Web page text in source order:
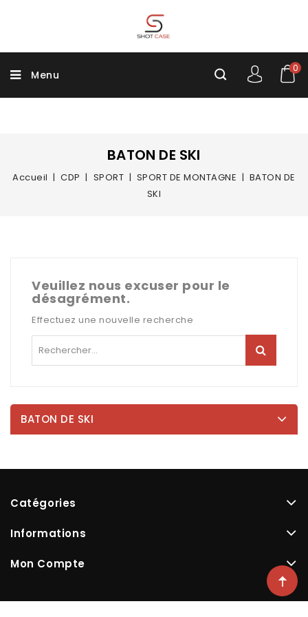
Menu
0
BATON DE SKI
Accueil CDP SPORT SPORT DE MONTAGNE
BATON DE
SKI
Veuillez nous excuser pour le
désagrément.
Effectuez une nouvelle recherche
BATON DE SKI
Catégories
Informations
Mon Compte